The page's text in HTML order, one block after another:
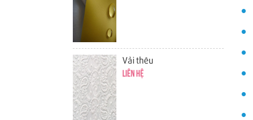
Vải thêu
Liên hệ